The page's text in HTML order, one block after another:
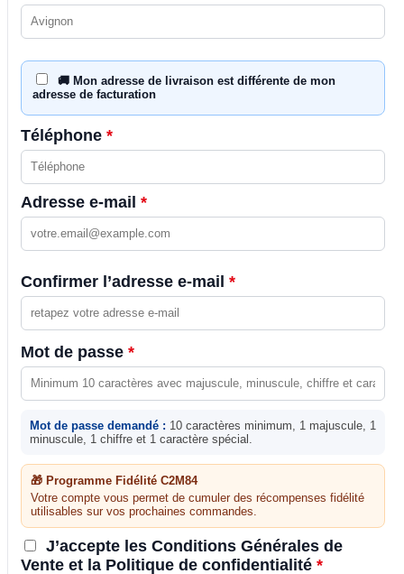
🚚 Mon adresse de livraison est différente de mon
adresse de facturation
Téléphone *
Adresse e-mail *
Confirmer l’adresse e-mail *
Mot de passe *
Mot de passe demandé : 10 caractères minimum, 1 majuscule, 1
minuscule, 1 chiffre et 1 caractère spécial.
🎁 Programme Fidélité C2M84
Votre compte vous permet de cumuler des récompenses fidélité
utilisables sur vos prochaines commandes.
J’accepte les Conditions Générales de
Vente et la Politique de confidentialité *